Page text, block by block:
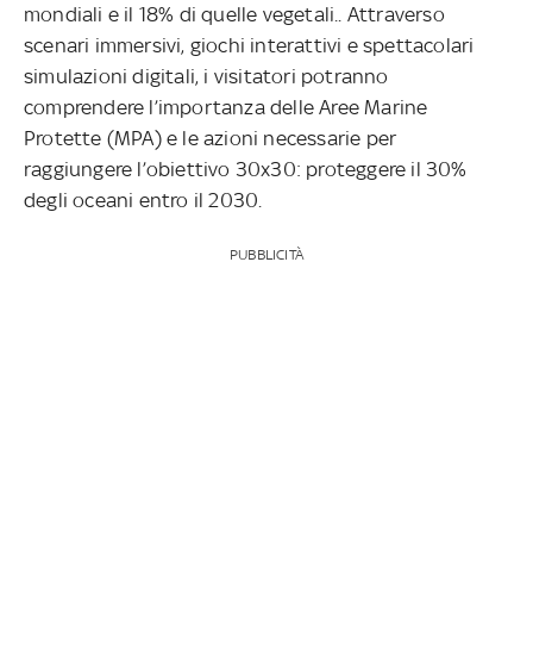
mondiali e il 18% di quelle vegetali.. Attraverso
scenari immersivi, giochi interattivi e spettacolari
simulazioni digitali, i visitatori potranno
comprendere l’importanza delle Aree Marine
Protette (MPA) e le azioni necessarie per
raggiungere l’obiettivo 30x30: proteggere il 30%
degli oceani entro il 2030.
PUBBLICITÀ